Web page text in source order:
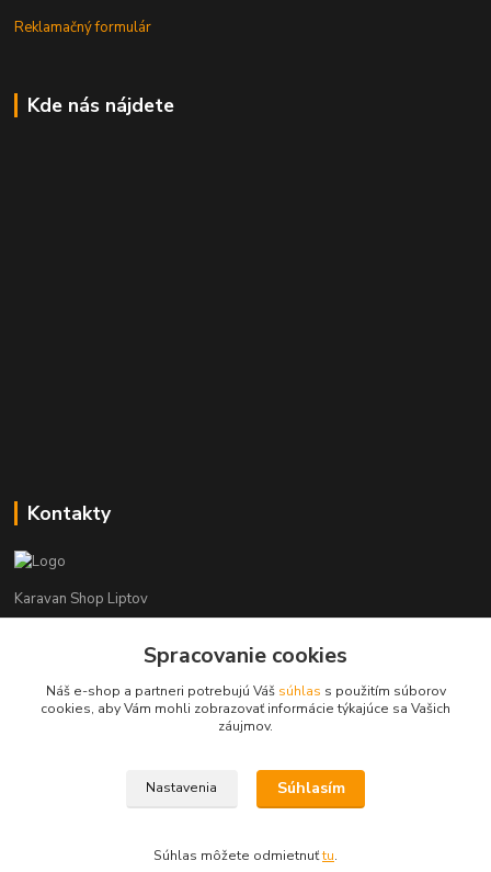
Reklamačný formulár
Kde nás nájdete
Kontakty
Karavan Shop Liptov
+421 903 626 885
info@karavanshopliptov.sk
Spracovanie cookies
Náš e-shop a partneri potrebujú Váš súhlas s použitím súborov
cookies, aby Vám mohli zobrazovať informácie týkajúce sa Vašich
záujmov.
Nastavenia Súhlasím
Súhlas môžete odmietnuťtu.